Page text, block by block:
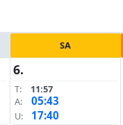
SA
6.
T:
11:57
A:
05:43
U: 17:40